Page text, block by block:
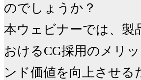
のでしょうか？
本ウェビナーでは、製
おけるCG採用のメリ
ンド価値を向上させる